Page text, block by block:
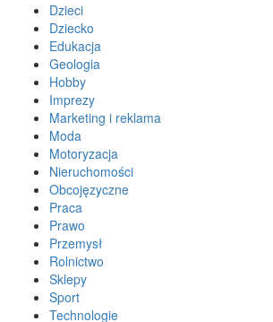
Dzieci
Dziecko
Edukacja
Geologia
Hobby
Imprezy
Marketing i reklama
Moda
Motoryzacja
Nieruchomości
Obcojęzyczne
Praca
Prawo
Przemysł
Rolnictwo
Sklepy
Sport
Technologie